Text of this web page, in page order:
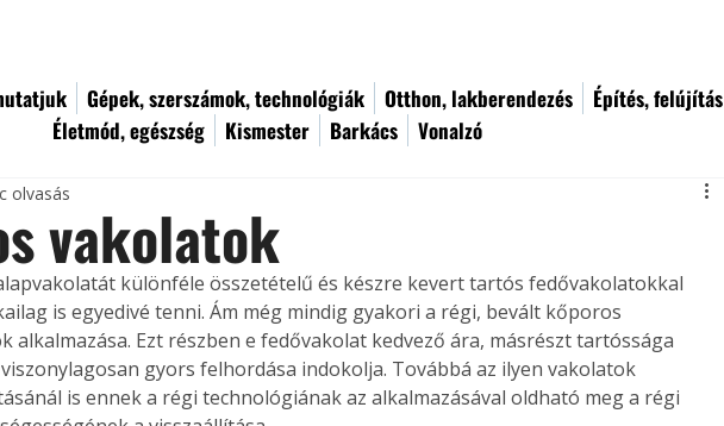
Gépek, szerszámok, technológiák Otthon, lakberendezés Építés, felújítás
Életmód, egészség
Kismester Barkács Vonalzó
vakolatok
olvasás
különféle összetételű és készre kevert tartós fedővakolatokkal
is egyedivé tenni. Ám még mindig gyakori a régi, bevált kőporos
alkalmazása. Ezt részben e fedővakolat kedvező ára, másrészt tartóssága
gyors felhordása indokolja. Továbbá az ilyen vakolatok
is ennek a régi technológiának az alkalmazásával oldható meg a régi